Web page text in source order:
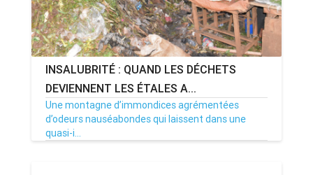
INSALUBRITÉ : QUAND LES DÉCHETS
DEVIENNENT LES ÉTALES A...
Une montagne d’immondices agrémentées
d’odeurs nauséabondes qui laissent dans une
quasi-i...